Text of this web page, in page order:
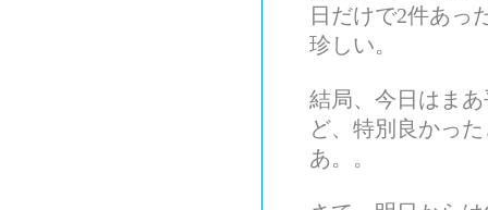
日だけで2件あっ
珍しい。
結局、今日はま
ど、特別良かっ
あ。。